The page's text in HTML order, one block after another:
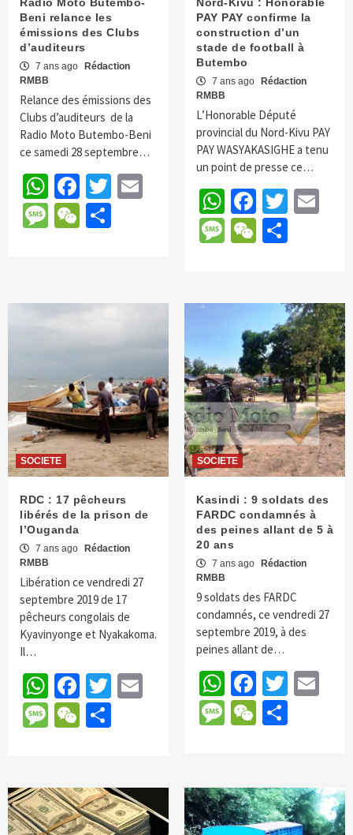
Beni relance les
émissions des Clubs
d’auditeurs
7 ans ago
Rédaction
RMBB
Relance des émissions des
Clubs d’auditeurs de la
Radio Moto Butembo-Beni
ce samedi 28 septembre…
WhatsApp
Facebook
TwitterEmail
Message
WeChatPartager
PAY PAY confirme la
construction d’un
stade de football à
Butembo
7 ans ago
Rédaction
RMBB
L’Honorable Député
provincial du Nord-Kivu PAY
PAY WASYAKASIGHE a tenu
un point de presse ce…
WhatsApp
Message
WeChat
SOCIETE
RDC : 17 pêcheurs
libérés de la prison de
l’Ouganda
7 ans ago
Rédaction
RMBB
Libération ce vendredi 27
septembre 2019 de 17
pêcheurs congolais de
Kyavinyonge et Nyakakoma.
Il…
WhatsApp
Facebook
TwitterEmail
Message
WeChatPartager
SOCIETE
Kasindi : 9 soldats des
FARDC condamnés à
des peines allant de 5 à
20 ans
7 ans ago
Rédaction
RMBB
9 soldats des FARDC
condamnés, ce vendredi 27
septembre 2019, à des
peines allant de…
WhatsApp
Message
WeChat